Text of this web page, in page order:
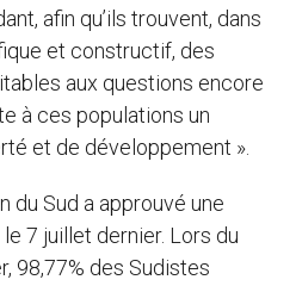
afin qu’ils trouvent, dans
et constructif, des
aux questions encore
à ces populations un
et de développement ».
du Sud a approuvé une
7 juillet dernier. Lors du
98,77% des Sudistes